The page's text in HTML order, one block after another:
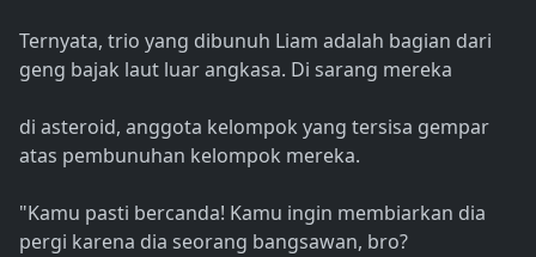
Ternyata, trio yang dibunuh Liam adalah bagian dari
geng bajak laut luar angkasa. Di sarang mereka
di asteroid, anggota kelompok yang tersisa gempar
atas pembunuhan kelompok mereka.
"Kamu pasti bercanda! Kamu ingin membiarkan dia
pergi karena dia seorang bangsawan, bro?